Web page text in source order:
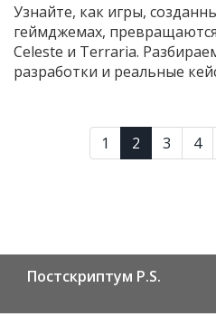
Узнайте, как игры,
геймджемах,
Celeste и Terraria.
разработки и реальные
1 2 3 4
Постскриптум P.S.